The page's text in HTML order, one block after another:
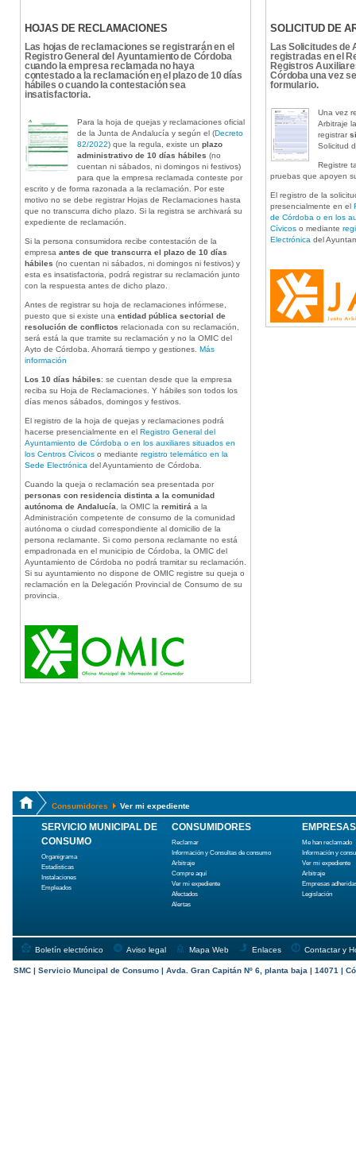
HOJAS DE RECLAMACIONES
Las hojas de reclamaciones se registrarán en el
Registro General del Ayuntamiento de Córdoba
cuando la empresa reclamada no haya
contestado a la reclamación en el plazo de 10 días
hábiles o cuando la contestación sea
insatisfactoria.
Para la hoja de quejas y reclamaciones oficial
de la Junta de Andalucía y según el (Decreto
82/2022) que la regula, existe un plazo
administrativo de 10 días hábiles (no
cuentan ni sábados, ni domingos ni festivos)
para que la empresa reclamada conteste por
escrito y de forma razonada a la reclamación. Por este
motivo no se debe registrar Hojas de Reclamaciones hasta
que no transcurra dicho plazo. Si la registra se archivará su
expediente de reclamación.
Si la persona consumidora recibe contestación de la
empresa antes de que transcurra el plazo de 10 días
hábiles (no cuentan ni sábados, ni domingos ni festivos) y
esta es insatisfactoria, podrá registrar su reclamación junto
con la respuesta antes de dicho plazo.
Antes de registrar su hoja de reclamaciones infórmese,
puesto que si existe una entidad pública sectorial de
resolución de conflictos relacionada con su reclamación,
será está la que tramite su reclamación y no la OMIC del
Ayto de Córdoba. Ahorrará tiempo y gestiones. Más
información
Los 10 días hábiles: se cuentan desde que la empresa
reciba su Hoja de Reclamaciones. Y hábiles son todos los
días menos sábados, domingos y festivos.
El registro de la hoja de quejas y reclamaciones podrá
hacerse presencialmente en el Registro General del
Ayuntamiento de Córdoba o en los auxiliares situados en
los Centros Cívicoso mediante registro telemático en la
Sede Electrónica del Ayuntamiento de Córdoba.
Cuando la queja o reclamación sea presentada por
personas con residencia distinta a la comunidad
autónoma de Andalucía , la OMIC la remitirá a la
Administración competente de consumo de la comunidad
autónoma o ciudad correspondiente al domicilio de la
persona reclamante. Si como persona reclamante no está
empadronada en el municipio de Córdoba, la OMIC del
Ayuntamiento de Córdoba no podrá tramitar su reclamación.
Si su ayuntamiento no dispone de OMIC registre su queja o
reclamación en la Delegación Provincial de Consumo de su
provincia.
SOLICITUD DE
Las Solicitudes de
registradas en el
Registros
Córdoba una vez
formulario.
Una vez
Arbitraje
registrar
Solicitud
Registre
pruebas que apoyen
El registro de la
presencialmente en el
de Córdoba o en los
Cívicoso mediante
Electrónica del
Consumidores Ver mi expediente
SERVICIO MUNICIPAL DE
CONSUMO
Organigrama
Estadísticas
Instalaciones
Empleados
CONSUMIDORES
Reclamar
Información y Consultas de consumo
Arbitraje
Compre aquí
Ver mi expediente
Afectados
Alertas
EMPRESAS
Me han reclamado
Información y
Ver mi expediente
Arbitraje
Empresas
Legislación
Boletín electrónico Aviso legal Mapa Web Enlaces Contactar y
SMC | Servicio Muncipal de Consumo | Avda. Gran Capitán Nº 6, planta baja | 14071 |